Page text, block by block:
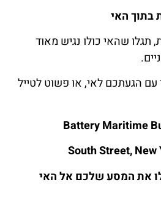
בתוךהאי
שהאי כולו נגיש מאוד
עם הגעתכם לאי, או פשוט לטייל
את המסע שלכם אל האי